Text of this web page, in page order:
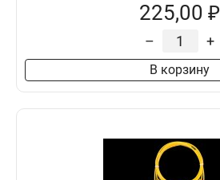
225,00 ₽
– +
В корзину